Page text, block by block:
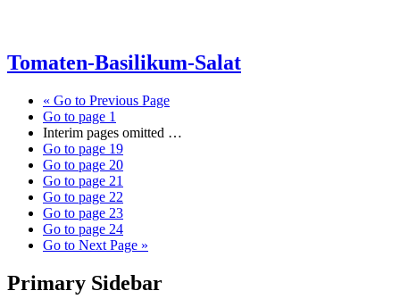
Tomaten-Basilikum-Salat
« Go to Previous Page
Go to page 1
Interim pages omitted …
Go to page 19
Go to page 20
Go to page 21
Go to page 22
Go to page 23
Go to page 24
Go to Next Page »
Primary Sidebar